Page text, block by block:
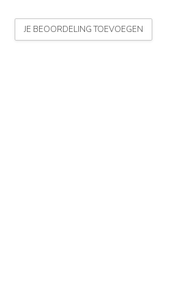
JE BEOORDELING TOEVOEGEN